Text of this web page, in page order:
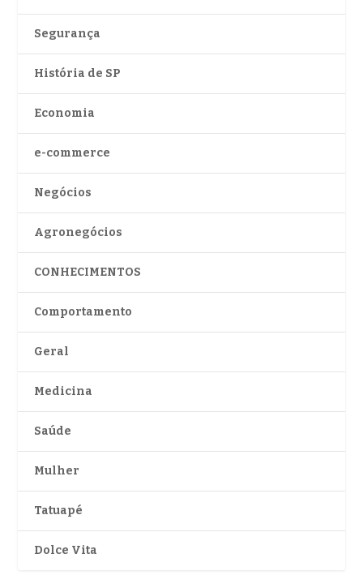
Segurança
História de SP
Economia
e-commerce
Negócios
Agronegócios
CONHECIMENTOS
Comportamento
Geral
Medicina
Saúde
Mulher
Tatuapé
Dolce Vita